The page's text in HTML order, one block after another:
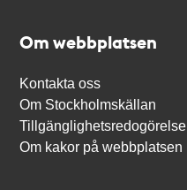
Om webbplatsen
Kontakta oss
Om Stockholmskällan
Tillgänglighetsredogörelse
Om kakor på webbplatsen